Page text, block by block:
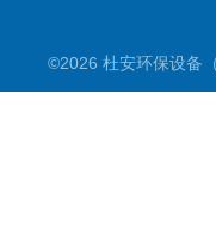
©2026 杜安环保设备